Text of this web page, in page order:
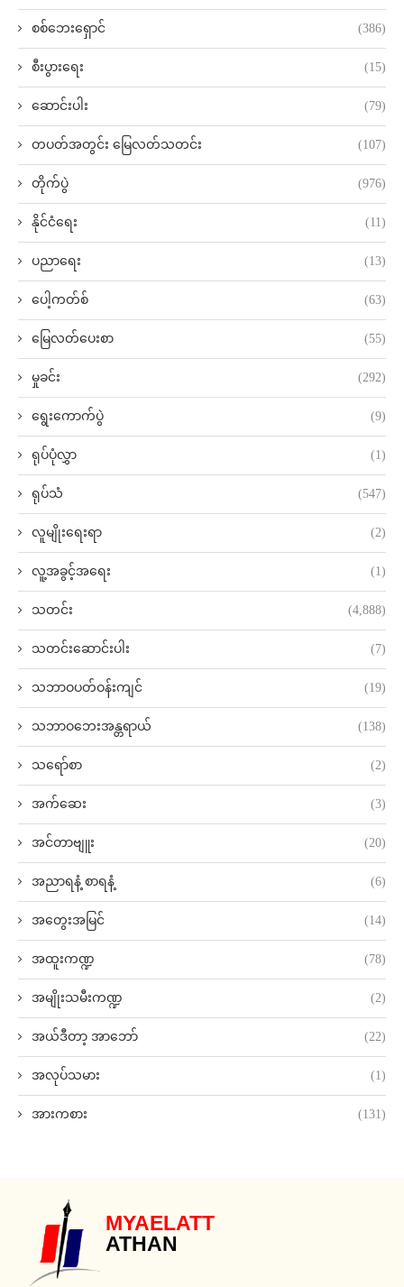
စစ်ဘေးရှောင် (386)
စီးပွားရေး (15)
ဆောင်းပါး (79)
တပတ်အတွင်း မြေလတ်သတင်း (107)
တိုက်ပွဲ (976)
နိုင်ငံရေး (11)
ပညာရေး (13)
ပေါ့ကတ်စ် (63)
မြေလတ်ပေးစာ (55)
မှုခင်း (292)
ရွေးကောက်ပွဲ (9)
ရုပ်ပုံလွှာ (1)
ရုပ်သံ (547)
လူမျိုးရေးရာ (2)
လူ့အခွင့်အရေး (1)
သတင်း (4,888)
သတင်းဆောင်းပါး (7)
သဘာဝပတ်ဝန်းကျင် (19)
သဘာဝဘေးအန္တရာယ် (138)
သရော်စာ (2)
အက်ဆေး (3)
အင်တာဗျူး (20)
အညာရနံ့ စာရနံ့ (6)
အတွေးအမြင် (14)
အထူးကဏ္ဍ (78)
အမျိုးသမီးကဏ္ဍ (2)
အယ်ဒီတာ့ အာဘော် (22)
အလုပ်သမား (1)
အားကစား (131)
MYAELATT
ATHAN